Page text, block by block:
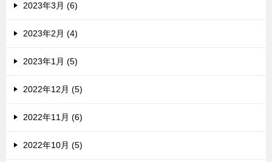
2023年3月 (6)
2023年2月 (4)
2023年1月 (5)
2022年12月 (5)
2022年11月 (6)
2022年10月 (5)